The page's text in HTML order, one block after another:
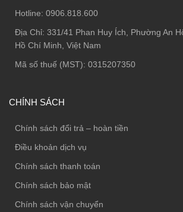
Hotline: 0906.818.600
Địa Chỉ: 331/41 Phan Huy Ích, Phường An
Hồ Chí Minh, Việt Nam
Mã số thuế (MST): 0315207350
CHÍNH SÁCH
Chính sách đổi trả – hoàn tiền
Điều khoản dịch vụ
Chính sách thanh toán
Chính sách bảo mật
Chính sách vận chuyển